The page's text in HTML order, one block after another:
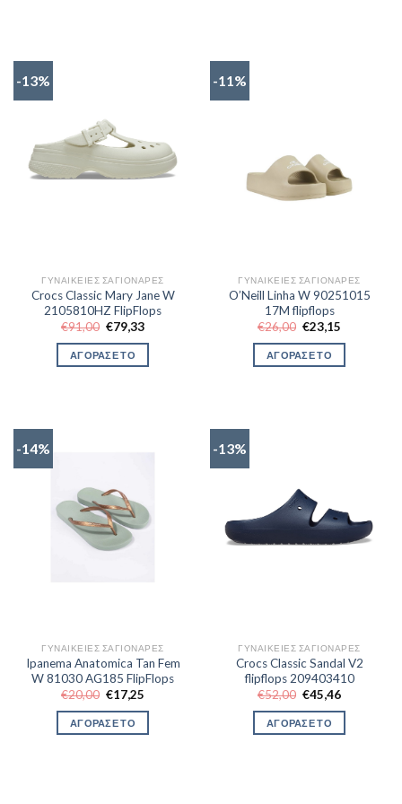
-13%
ΓΥΝΑΙΚΕΊΕΣ ΣΑΓΙΟΝΆΡΕΣ
Crocs Classic Mary Jane W
2105810HZ FlipFlops
€91,00 Original
price
was:
€91,00.
€79,33Η
τιμή
ΑΓΟΡΑΣΕ ΤΟ
-11%
ΓΥΝΑΙΚΕΊΕΣ ΣΑΓΙΟΝΆΡΕΣ
O’Neill Linha W 90251015
17M flipflops
€26,00 Original
price
was:
€26,00.
€23,15
τιμή
ΑΓΟΡΑΣΕ ΤΟ
-14%
ΓΥΝΑΙΚΕΊΕΣ ΣΑΓΙΟΝΆΡΕΣ
Ipanema Anatomica Tan Fem
W 81030 AG185 FlipFlops
€20,00 Original
price
was:
€20,00.
€17,25
τιμή
ΑΓΟΡΑΣΕ ΤΟ
-13%
ΓΥΝΑΙΚΕΊΕΣ ΣΑΓΙΟΝΆΡΕΣ
Crocs Classic Sandal V2
flipflops 209403410
€52,00 Original
price
was:
€52,00.
€45,46Η
τιμή
ΑΓΟΡΑΣΕ ΤΟ